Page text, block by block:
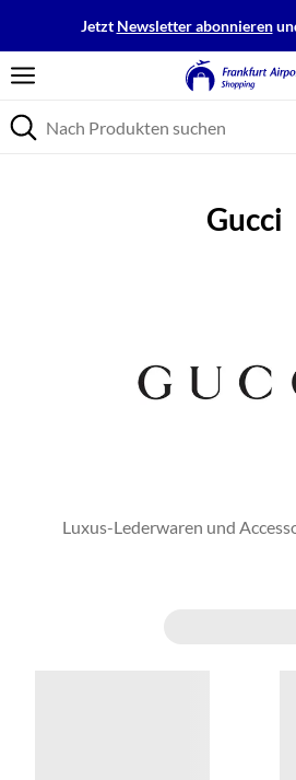
Jetzt Newsletter abonnieren
Gucci
Luxus-Lederwaren und